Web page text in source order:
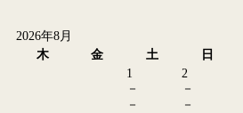
2026年8月
木 金 土
日
1
－
－
2
－
－